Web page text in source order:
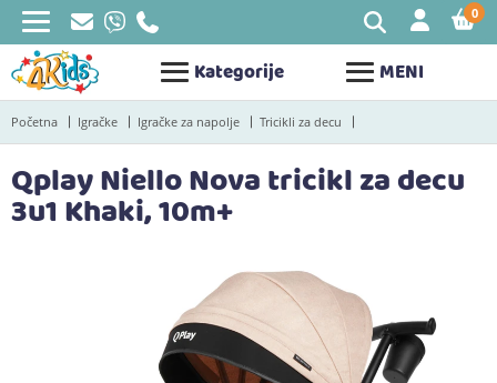
Kategorije MENI
0
Početna Igračke Igračke za napolje Tricikli za decu
Qplay Niello Nova tricikl za decu
3u1 Khaki, 10m+